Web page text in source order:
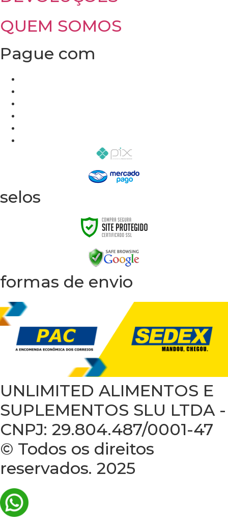
QUEM SOMOS
Pague com
selos
formas de envio
UNLIMITED ALIMENTOS E
SUPLEMENTOS SLU LTDA -
CNPJ: 29.804.487/0001-47
© Todos os direitos
reservados. 2025